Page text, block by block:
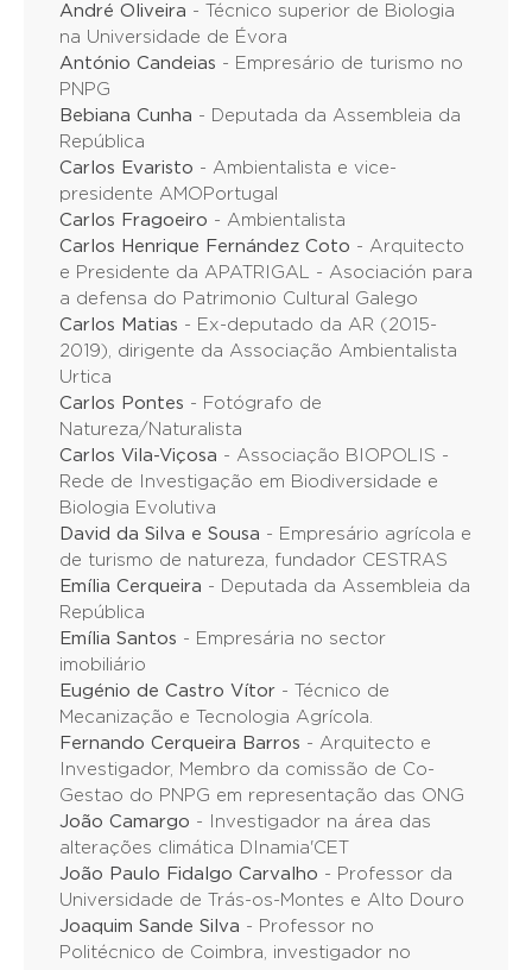
André Oliveira - Técnico superior de Biologia
na Universidade de Évora
António Candeias - Empresário de turismo no
PNPG
Bebiana Cunha - Deputada da Assembleia da
República
Carlos Evaristo - Ambientalista e vice-
presidente AMOPortugal
Carlos Fragoeiro - Ambientalista
Carlos Henrique Fernández Coto - Arquitecto
e Presidente da APATRIGAL - Asociación para
a defensa do Patrimonio Cultural Galego
Carlos Matias - Ex-deputado da AR (2015-
2019), dirigente da Associação Ambientalista
Urtica
Carlos Pontes - Fotógrafo de
Natureza/Naturalista
Carlos Vila-Viçosa - Associação BIOPOLIS -
Rede de Investigação em Biodiversidade e
Biologia Evolutiva
David da Silva e Sousa - Empresário agrícola e
de turismo de natureza, fundador CESTRAS
Emília Cerqueira - Deputada da Assembleia da
República
Emília Santos - Empresária no sector
imobiliário
Eugénio de Castro Vítor - Técnico de
Mecanização e Tecnologia Agrícola.
Fernando Cerqueira Barros - Arquitecto e
Investigador, Membro da comissão de Co-
Gestao do PNPG em representação das ONG
João Camargo - Investigador na área das
alterações climática DInamia'CET
João Paulo Fidalgo Carvalho - Professor da
Universidade de Trás-os-Montes e Alto Douro
Joaquim Sande Silva - Professor no
Politécnico de Coimbra, investigador no